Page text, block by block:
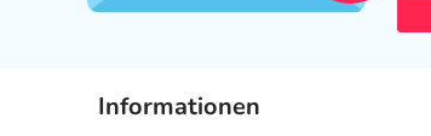
Informationen